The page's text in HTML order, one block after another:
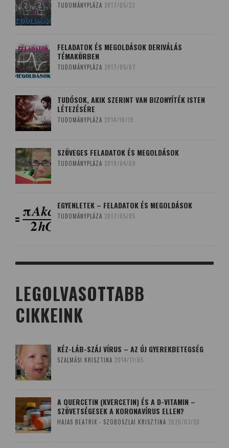
TUDOMÁNYPLÁZA 2017/05/23
FELADATOK ÉS MEGOLDÁSOK DERIVÁLÁS
TÉMAKÖRBEN
TUDOMÁNYPLÁZA 2017/05/07
TUDÓSOK, AKIK SZERINT VAN BIZONYÍTÉK ISTEN
LÉTEZÉSÉRE
TUDOMÁNYPLÁZA 2014/10/19
SZÖVEGES FELADATOK ÉS MEGOLDÁSOK
TUDOMÁNYPLÁZA 2019/04/09
EGYENLETEK – FELADATOK ÉS MEGOLDÁSOK
TUDOMÁNYPLÁZA 2017/05/05
LEGOLVASOTTABB
CIKKEINK
KÉZ-LÁB-SZÁJ VÍRUS – AZ ÚJ GYEREKBETEGSÉG
SZALMÁSI KRISZTINA 2014/11/05
A QUERCETIN (KVERCETIN) ÉS A D-VITAMIN –
SZÖVETSÉGESEK A KORONAVÍRUS ELLEN?
HAJAS BEATRIX - SZOBOSZLAI KRISZTINA 2020/03/20